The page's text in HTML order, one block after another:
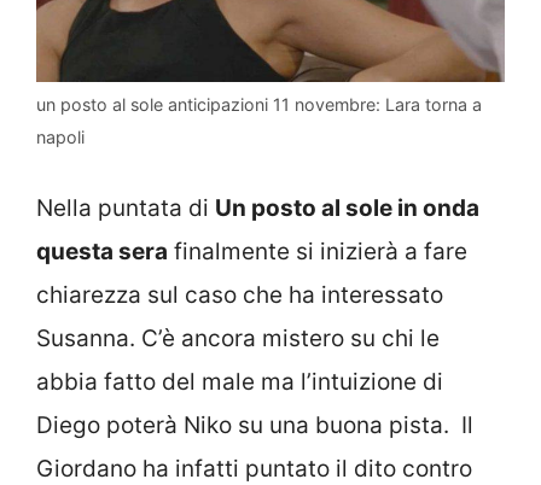
un posto al sole anticipazioni 11 novembre: Lara torna a
napoli
Nella puntata di Un posto al sole in onda
questa sera finalmente si inizierà a fare
chiarezza sul caso che ha interessato
Susanna. C’è ancora mistero su chi le
abbia fatto del male ma l’intuizione di
Diego poterà Niko su una buona pista. Il
Giordano ha infatti puntato il dito contro